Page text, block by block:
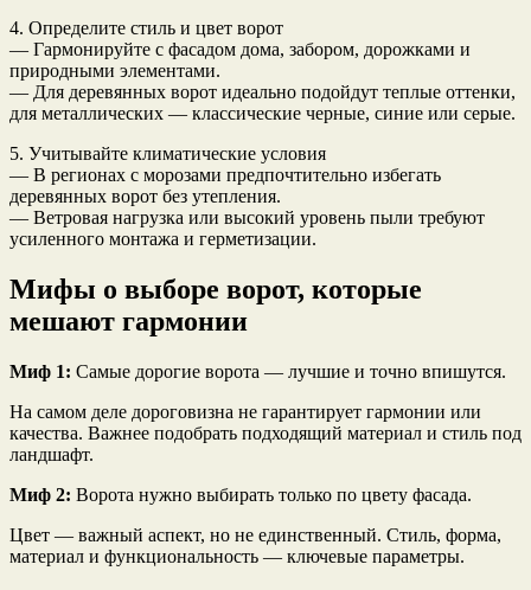
4. Определите стиль и цвет ворот
— Гармонируйте с фасадом дома, забором, дорожками и
природными элементами.
— Для деревянных ворот идеально подойдут теплые оттенки,
для металлических — классические черные, синие или серые.
5. Учитывайте климатические условия
— В регионах с морозами предпочтительно избегать
деревянных ворот без утепления.
— Ветровая нагрузка или высокий уровень пыли требуют
усиленного монтажа и герметизации.
Мифы о выборе ворот, которые
мешают гармонии
Миф 1: Самые дорогие ворота — лучшие и точно впишутся.
На самом деле дороговизна не гарантирует гармонии или
качества. Важнее подобрать подходящий материал и стиль под
ландшафт.
Миф 2: Ворота нужно выбирать только по цвету фасада.
Цвет — важный аспект, но не единственный. Стиль, форма,
материал и функциональность — ключевые параметры.